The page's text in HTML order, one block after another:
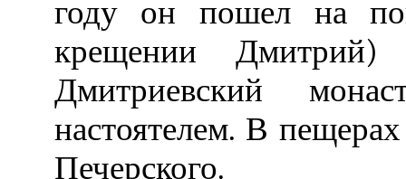
году он пошел на
крещении
Дмитриевский
настоятелем. В
Печерского.